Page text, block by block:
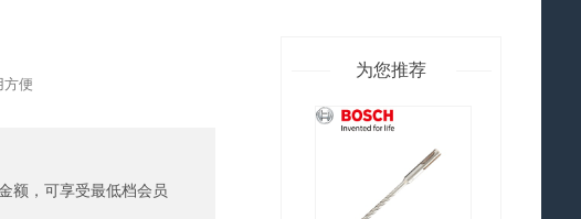
方便
额，可享受最低档会员
为您推荐